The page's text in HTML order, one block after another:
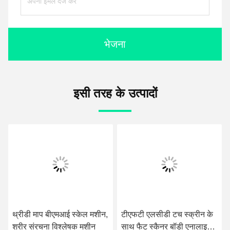
भेजना
इसी तरह के उत्पादों
थ्रीडी माप बीएमआई स्केल मशीन,
शरीर संरचना विश्लेषक मशीन
टीएफटी एलसीडी टच स्क्रीन के
साथ फैट स्कैनर बॉडी एनालाइजर